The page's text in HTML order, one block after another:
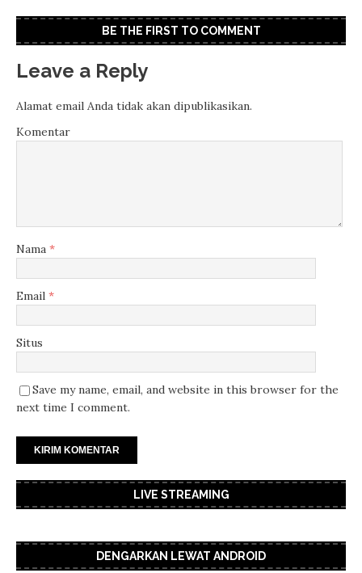
BE THE FIRST TO COMMENT
Leave a Reply
Alamat email Anda tidak akan dipublikasikan.
Komentar
Nama *
Email *
Situs
Save my name, email, and website in this browser for the
next time I comment.
LIVE STREAMING
DENGARKAN LEWAT ANDROID